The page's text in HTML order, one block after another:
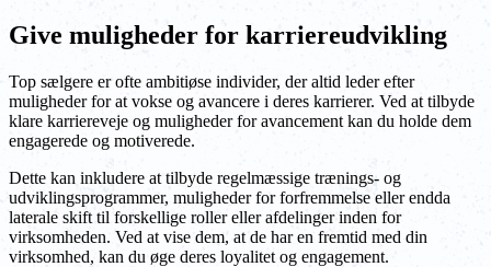
Give muligheder for karriereudvikling
Top sælgere er ofte ambitiøse individer, der altid leder efter
muligheder for at vokse og avancere i deres karrierer. Ved at tilbyde
klare karriereveje og muligheder for avancement kan du holde dem
engagerede og motiverede.
Dette kan inkludere at tilbyde regelmæssige trænings- og
udviklingsprogrammer, muligheder for forfremmelse eller endda
laterale skift til forskellige roller eller afdelinger inden for
virksomheden. Ved at vise dem, at de har en fremtid med din
virksomhed, kan du øge deres loyalitet og engagement.